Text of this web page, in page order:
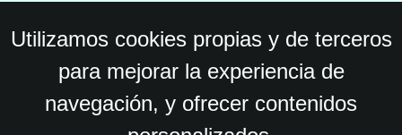
Utilizamos cookies propias y de terceros
para mejorar la experiencia de
navegación, y ofrecer contenidos